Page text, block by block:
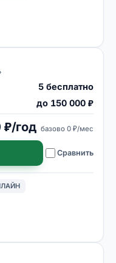
5 бесплатно
до 150 000 ₽
₽/год базово 0 ₽/мес
Сравнить